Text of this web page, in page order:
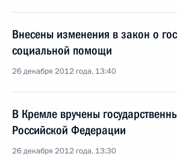
Внесены изменения в закон о
социальной помощи
26 декабря 2012 года, 13:40
В Кремле вручены
Российской Федерации
26 декабря 2012 года, 13:30